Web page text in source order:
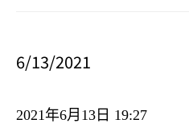
6/13/2021
2021年6月 13 日 19:27